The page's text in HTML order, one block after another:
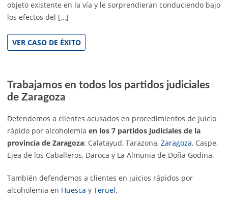
objeto existente en la vía y le sorprendieran conduciendo bajo
los efectos del […]
VER CASO DE ÉXITO
Trabajamos en todos los partidos judiciales
de Zaragoza
Defendemos a clientes acusados en procedimientos de juicio
rápido por alcoholemia en los 7 partidos judiciales de la
provincia de Zaragoza: Calatayud, Tarazona, Zaragoza, Caspe,
Ejea de los Caballeros, Daroca y La Almunia de Doña Godina.
También defendemos a clientes en juicios rápidos por
alcoholemia en Huesca y Teruel.